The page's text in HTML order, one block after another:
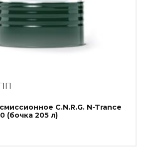
C.N.R.G. N-Trance
(бочка 205 л)